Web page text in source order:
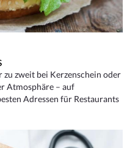
zweit bei Kerzenschein oder
Atmosphäre – auf
Adressen für Restaurants